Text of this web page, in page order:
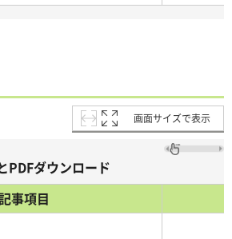
画面サイズで表示
PDFダウンロード
事項目